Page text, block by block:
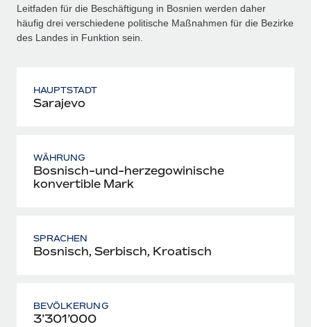
Leitfaden für die Beschäftigung in Bosnien werden daher
häufig drei verschiedene politische Maßnahmen für die Bezirke
des Landes in Funktion sein.
HAUPTSTADT
Sarajevo
WÄHRUNG
Bosnisch-und-herzegowinische
konvertible Mark
SPRACHEN
Bosnisch, Serbisch, Kroatisch
BEVÖLKERUNG
3’301’000